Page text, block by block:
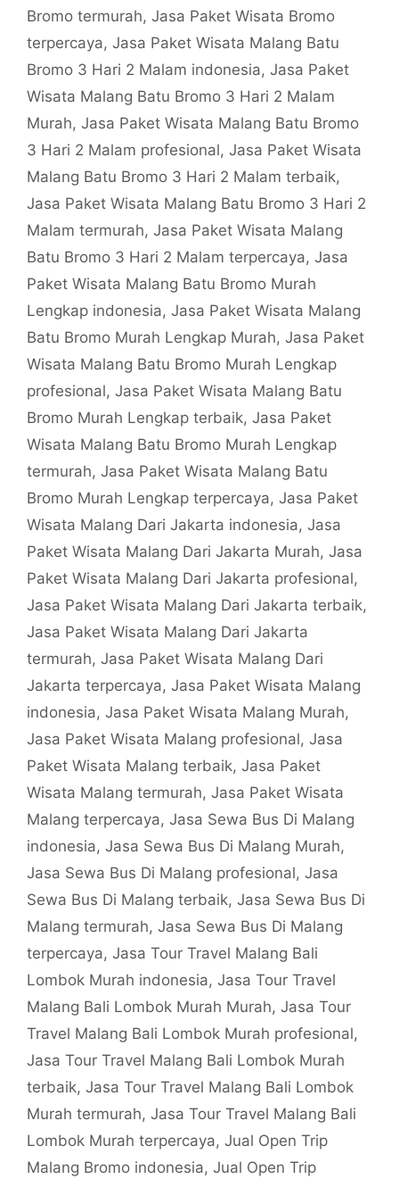
Bromo termurah, Jasa Paket Wisata Bromo
terpercaya, Jasa Paket Wisata Malang Batu
Bromo 3 Hari 2 Malam indonesia, Jasa Paket
Wisata Malang Batu Bromo 3 Hari 2 Malam
Murah, Jasa Paket Wisata Malang Batu Bromo
3 Hari 2 Malam profesional, Jasa Paket Wisata
Malang Batu Bromo 3 Hari 2 Malam terbaik,
Jasa Paket Wisata Malang Batu Bromo 3 Hari 2
Malam termurah, Jasa Paket Wisata Malang
Batu Bromo 3 Hari 2 Malam terpercaya, Jasa
Paket Wisata Malang Batu Bromo Murah
Lengkap indonesia, Jasa Paket Wisata Malang
Batu Bromo Murah Lengkap Murah, Jasa Paket
Wisata Malang Batu Bromo Murah Lengkap
profesional, Jasa Paket Wisata Malang Batu
Bromo Murah Lengkap terbaik, Jasa Paket
Wisata Malang Batu Bromo Murah Lengkap
termurah, Jasa Paket Wisata Malang Batu
Bromo Murah Lengkap terpercaya, Jasa Paket
Wisata Malang Dari Jakarta indonesia, Jasa
Paket Wisata Malang Dari Jakarta Murah, Jasa
Paket Wisata Malang Dari Jakarta profesional,
Jasa Paket Wisata Malang Dari Jakarta terbaik,
Jasa Paket Wisata Malang Dari Jakarta
termurah, Jasa Paket Wisata Malang Dari
Jakarta terpercaya, Jasa Paket Wisata Malang
indonesia, Jasa Paket Wisata Malang Murah,
Jasa Paket Wisata Malang profesional, Jasa
Paket Wisata Malang terbaik, Jasa Paket
Wisata Malang termurah, Jasa Paket Wisata
Malang terpercaya, Jasa Sewa Bus Di Malang
indonesia, Jasa Sewa Bus Di Malang Murah,
Jasa Sewa Bus Di Malang profesional, Jasa
Sewa Bus Di Malang terbaik, Jasa Sewa Bus Di
Malang termurah, Jasa Sewa Bus Di Malang
terpercaya, Jasa Tour Travel Malang Bali
Lombok Murah indonesia, Jasa Tour Travel
Malang Bali Lombok Murah Murah, Jasa Tour
Travel Malang Bali Lombok Murah profesional,
Jasa Tour Travel Malang Bali Lombok Murah
terbaik, Jasa Tour Travel Malang Bali Lombok
Murah termurah, Jasa Tour Travel Malang Bali
Lombok Murah terpercaya, Jual Open Trip
Malang Bromo indonesia, Jual Open Trip